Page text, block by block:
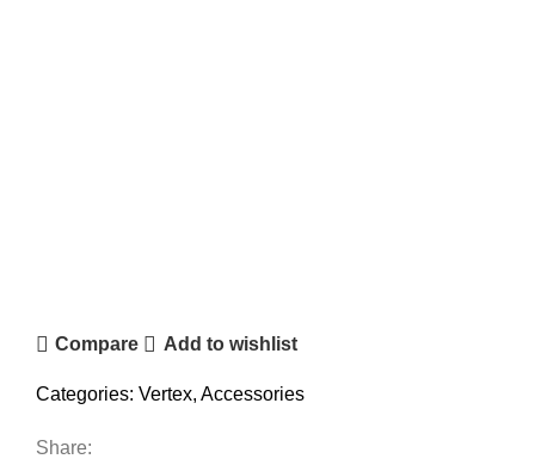
Compare Add to wishlist
Categories: Vertex, Accessories
Share: